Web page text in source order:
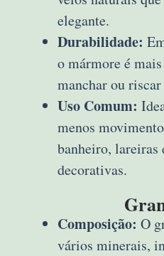
elegante.
Durabilidade:
o mármore é
manchar ou
Uso Comum:
menos
banheiro, lareiras
decorativas.
Composição: O
vários minerais,